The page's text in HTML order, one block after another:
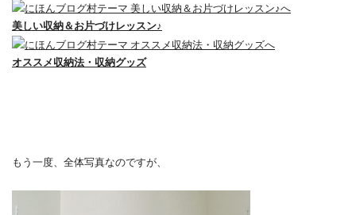
美しい収納＆お片づけレッスン♪
オススメ収納法・収納グッズ
もう一度、全体写真なのですが、